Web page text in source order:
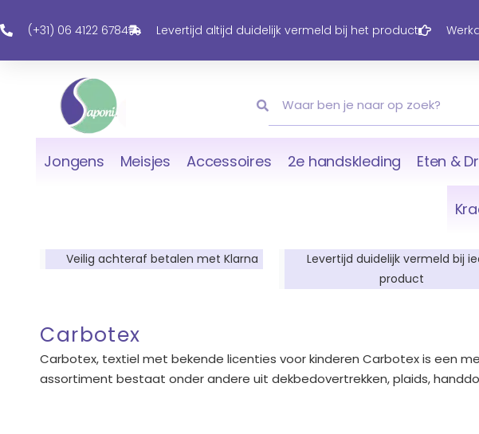
Naar
Inhoud
(+31) 06 4122 6784 Levertijd altijd duidelijk vermeld bij het product
Jongens Meisjes Accessoires 2e handskleding Eten &
Veilig achteraf betalen met Klarna
Levertijd duidelijk vermeld bij
product
Carbotex
Carbotex, textiel met bekende licenties voor kinderen Carbotex is een
assortiment bestaat onder andere uit dekbedovertrekken, plaids,